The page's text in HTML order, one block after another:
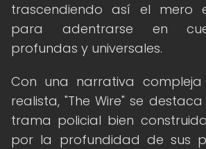
trascendiendo así el mero
para adentrarse en
profundas y universales.
Con una narrativa
realista, "The Wire" se
trama policial bien
por la profundidad de sus